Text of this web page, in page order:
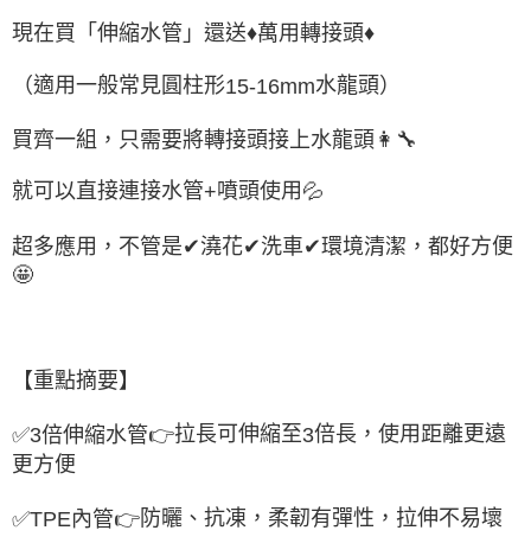
現在買「伸縮水管」還送♦萬用轉接頭♦
（適用一般常見圓柱形15-16mm水龍頭）
買齊一組，只需要將轉接頭接上水龍頭 👩 🔧
就可以直接連接水管+噴頭使用 💦
超多應用，不管是✔澆花✔洗車✔環境清潔，都好方便
🤩
【重點摘要】
✅3倍伸縮水管👉拉長可伸縮至3倍長，使用距離更遠
更方便
✅TPE內管👉防曬、抗凍，柔韌有彈性，拉伸不易壞